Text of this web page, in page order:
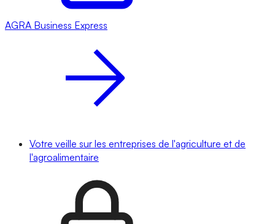
AGRA Business Express
Votre veille sur les entreprises de l'agriculture et de
l'agroalimentaire